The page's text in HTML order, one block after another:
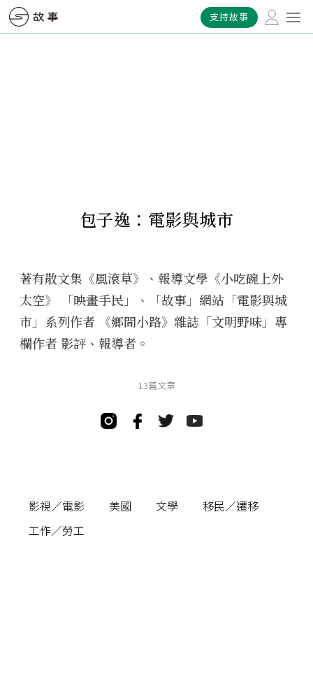
支持故事
包子逸：電影與城市
著有散文集《風滾草》、報導文學《小吃碗上外
太空》 「映畫手民」、「故事」網站「電影與城
市」系列作者 《鄉間小路》雜誌「文明野味」專
欄作者 影評、報導者。
13篇文章
影視／電影 美國 文學
移民／遷移
工作／勞工